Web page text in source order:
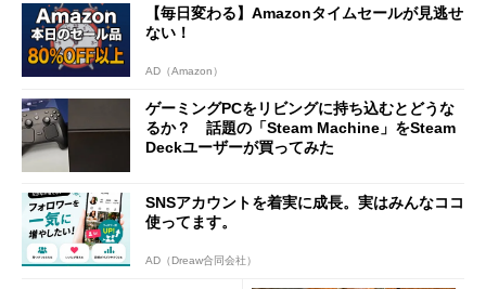
た
【毎日変わる】Amazonタイムセールが見逃せ
ない！
AD（Amazon）
ゲーミングPCをリビングに持ち込むとどうな
るか？ 話題の「Steam Machine」をSteam
Deckユーザーが買ってみた
SNSアカウントを着実に成長。実はみんなココ
使ってます。
AD（Dreaw合同会社）